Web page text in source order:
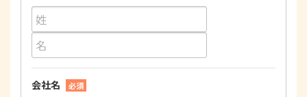
会社名 必須